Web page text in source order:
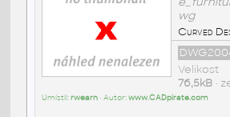
wg
Curved
Velikost
76,5kB•
Umístil:rwearn• Autor:www.CADpirate.com